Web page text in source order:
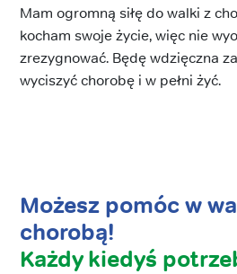
Mam ogromną siłę do walki z
kocham swoje życie, więc nie
zrezygnować. Będę wdzięczna
wyciszyć chorobę i w pełni żyć.
Możesz pomóc w
chorobą!
Każdy kiedyś